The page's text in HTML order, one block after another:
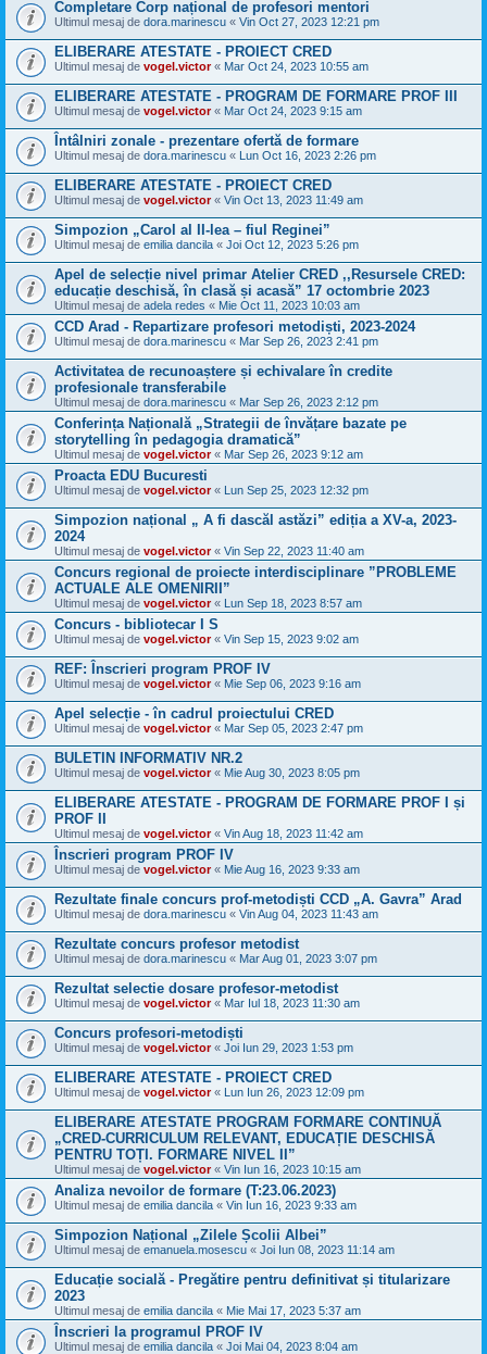
Completare Corp național de profesori mentori
Ultimul mesaj de dora.marinescu « Vin Oct 27, 2023 12:21 pm
ELIBERARE ATESTATE - PROIECT CRED
Ultimul mesaj de vogel.victor« Mar Oct 24, 2023 10:55 am
ELIBERARE ATESTATE - PROGRAM DE FORMARE PROF III
Ultimul mesaj de vogel.victor« Mar Oct 24, 2023 9:15 am
Întâlniri zonale - prezentare ofertă de formare
Ultimul mesaj de dora.marinescu « Lun Oct 16, 2023 2:26 pm
ELIBERARE ATESTATE - PROIECT CRED
Ultimul mesaj de vogel.victor« Vin Oct 13, 2023 11:49 am
Simpozion „Carol al II-lea – fiul Reginei”
Ultimul mesaj de emilia dancila « Joi Oct 12, 2023 5:26 pm
Apel de selecție nivel primar Atelier CRED ,,Resursele CRED:
educație deschisă, în clasă și acasă” 17 octombrie 2023
Ultimul mesaj de adela redes « Mie Oct 11, 2023 10:03 am
CCD Arad - Repartizare profesori metodiști, 2023-2024
Ultimul mesaj de dora.marinescu « Mar Sep 26, 2023 2:41 pm
Activitatea de recunoaștere și echivalare în credite
profesionale transferabile
Ultimul mesaj de dora.marinescu « Mar Sep 26, 2023 2:12 pm
Conferința Națională „Strategii de învățare bazate pe
storytelling în pedagogia dramatică”
Ultimul mesaj de vogel.victor« Mar Sep 26, 2023 9:12 am
Proacta EDU Bucuresti
Ultimul mesaj de vogel.victor« Lun Sep 25, 2023 12:32 pm
Simpozion național „ A fi dascăl astăzi” ediția a XV-a, 2023-
2024
Ultimul mesaj de vogel.victor« Vin Sep 22, 2023 11:40 am
Concurs regional de proiecte interdisciplinare ”PROBLEME
ACTUALE ALE OMENIRII”
Ultimul mesaj de vogel.victor« Lun Sep 18, 2023 8:57 am
Concurs - bibliotecar I S
Ultimul mesaj de vogel.victor« Vin Sep 15, 2023 9:02 am
REF: Înscrieri program PROF IV
Ultimul mesaj de vogel.victor« Mie Sep 06, 2023 9:16 am
Apel selecție - în cadrul proiectului CRED
Ultimul mesaj de vogel.victor« Mar Sep 05, 2023 2:47 pm
BULETIN INFORMATIV NR.2
Ultimul mesaj de vogel.victor« Mie Aug 30, 2023 8:05 pm
ELIBERARE ATESTATE - PROGRAM DE FORMARE PROF I și
PROF II
Ultimul mesaj de vogel.victor« Vin Aug 18, 2023 11:42 am
Înscrieri program PROF IV
Ultimul mesaj de vogel.victor« Mie Aug 16, 2023 9:33 am
Rezultate finale concurs prof-metodiști CCD „A. Gavra” Arad
Ultimul mesaj de dora.marinescu « Vin Aug 04, 2023 11:43 am
Rezultate concurs profesor metodist
Ultimul mesaj de dora.marinescu « Mar Aug 01, 2023 3:07 pm
Rezultat selectie dosare profesor-metodist
Ultimul mesaj de vogel.victor« Mar Iul 18, 2023 11:30 am
Concurs profesori-metodiști
Ultimul mesaj de vogel.victor« Joi Iun 29, 2023 1:53 pm
ELIBERARE ATESTATE - PROIECT CRED
Ultimul mesaj de vogel.victor« Lun Iun 26, 2023 12:09 pm
ELIBERARE ATESTATE PROGRAM FORMARE CONTINUĂ
„CRED-CURRICULUM RELEVANT, EDUCAȚIE DESCHISĂ
PENTRU TOȚI. FORMARE NIVEL II”
Ultimul mesaj de vogel.victor« Vin Iun 16, 2023 10:15 am
Analiza nevoilor de formare (T:23.06.2023)
Ultimul mesaj de emilia dancila « Vin Iun 16, 2023 9:33 am
Simpozion Național „Zilele Școlii Albei”
Ultimul mesaj de emanuela.mosescu « Joi Iun 08, 2023 11:14 am
Educație socială - Pregătire pentru definitivat și titularizare
2023
Ultimul mesaj de emilia dancila « Mie Mai 17, 2023 5:37 am
Înscrieri la programul PROF IV
Ultimul mesaj de emilia dancila « Joi Mai 04, 2023 8:04 am